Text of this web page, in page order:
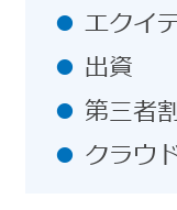
エクイ
出資
第三者
クラウ